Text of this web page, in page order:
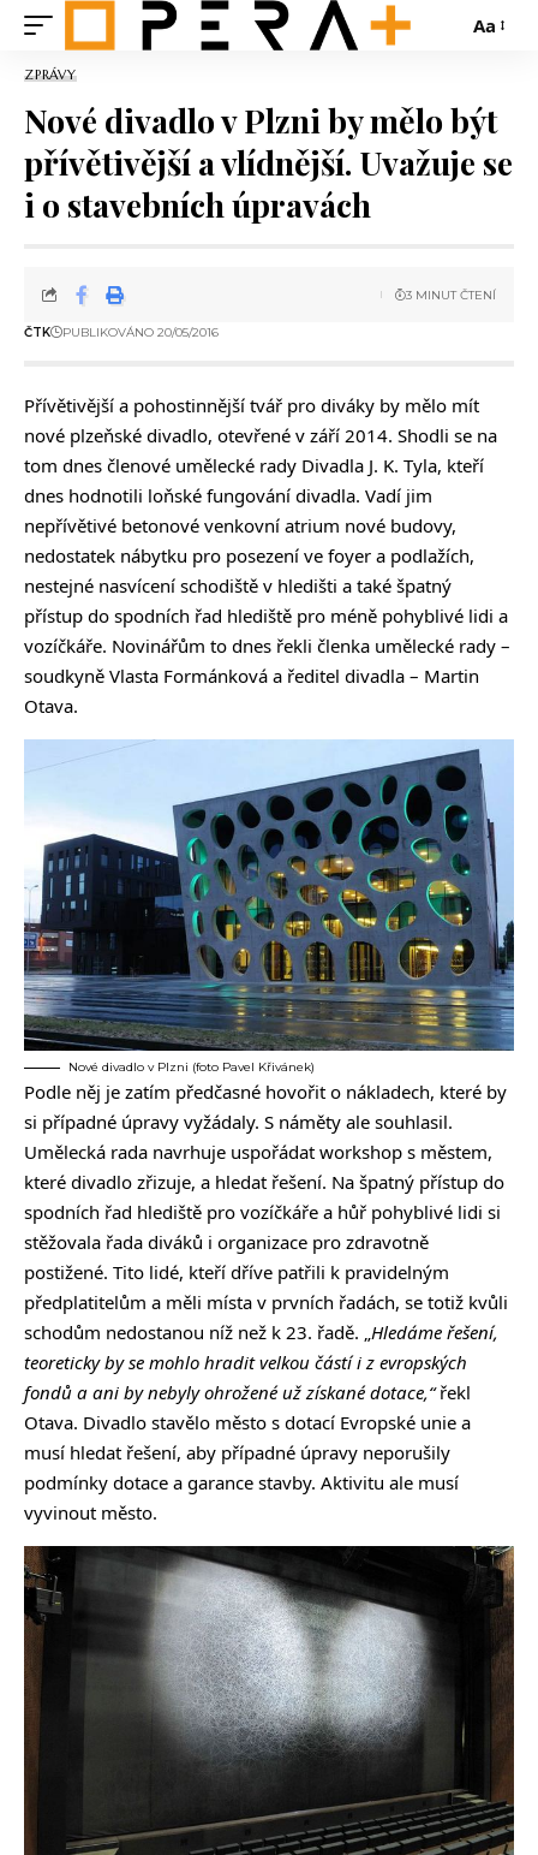
Aa
ZPRÁVY
Nové divadlo v Plzni by mělo být
přívětivější a vlídnější. Uvažuje se
i o stavebních úpravách
ČTK PUBLIKOVÁNO 20/05/2016
3 MINUT ČTENÍ
Přívětivější a pohostinnější tvář pro diváky by mělo mít
nové plzeňské divadlo, otevřené v září 2014. Shodli se na
tom dnes členové umělecké rady Divadla J. K. Tyla, kteří
dnes hodnotili loňské fungování divadla. Vadí jim
nepřívětivé betonové venkovní atrium nové budovy,
nedostatek nábytku pro posezení ve foyer a podlažích,
nestejné nasvícení schodiště v hledišti a také špatný
přístup do spodních řad hlediště pro méně pohyblivé lidi a
vozíčkáře. Novinářům to dnes řekli členka umělecké rady –
soudkyně Vlasta Formánková a ředitel divadla – Martin
Otava.
Nové divadlo v Plzni (foto Pavel Křivánek)
Podle něj je zatím předčasné hovořit o nákladech, které by
si případné úpravy vyžádaly. S náměty ale souhlasil.
Umělecká rada navrhuje uspořádat workshop s městem,
které divadlo zřizuje, a hledat řešení. Na špatný přístup do
spodních řad hlediště pro vozíčkáře a hůř pohyblivé lidi si
stěžovala řada diváků i organizace pro zdravotně
postižené. Tito lidé, kteří dříve patřili k pravidelným
předplatitelům a měli místa v prvních řadách, se totiž kvůli
schodům nedostanou níž než k 23. řadě. „Hledáme řešení,
teoreticky by se mohlo hradit velkou částí i z evropských
fondů a ani by nebyly ohrožené už získané dotace,“řekl
Otava. Divadlo stavělo město s dotací Evropské unie a
musí hledat řešení, aby případné úpravy neporušily
podmínky dotace a garance stavby. Aktivitu ale musí
vyvinout město.